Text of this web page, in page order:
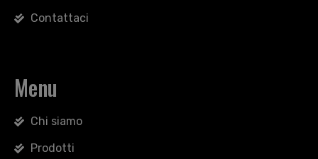
Contattaci
Menu
Chi siamo
Prodotti